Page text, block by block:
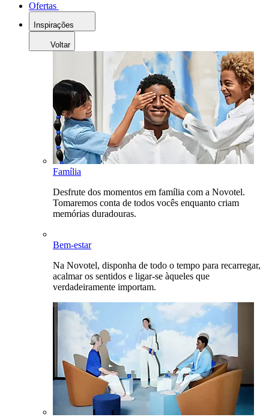
Ofertas
Inspirações
Voltar
Família
Desfrute dos momentos em família com a Novotel.
Tomaremos conta de todos vocês enquanto criam
memórias duradouras.
Bem-estar
Na Novotel, disponha de todo o tempo para recarregar,
acalmar os sentidos e ligar-se àqueles que
verdadeiramente importam.